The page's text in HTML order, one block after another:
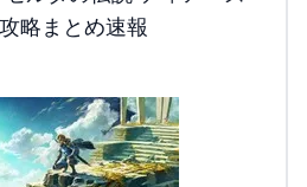
ィアキン 武器
アキン 攻略
略まとめ速報